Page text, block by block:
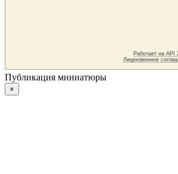
Публикация миниатюры
×